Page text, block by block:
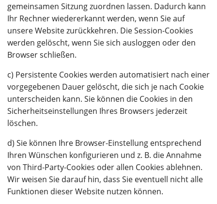
gemeinsamen Sitzung zuordnen lassen. Dadurch kann
Ihr Rechner wiedererkannt werden, wenn Sie auf
unsere Website zurückkehren. Die Session-Cookies
werden gelöscht, wenn Sie sich ausloggen oder den
Browser schließen.
c) Persistente Cookies werden automatisiert nach einer
vorgegebenen Dauer gelöscht, die sich je nach Cookie
unterscheiden kann. Sie können die Cookies in den
Sicherheitseinstellungen Ihres Browsers jederzeit
löschen.
d) Sie können Ihre Browser-Einstellung entsprechend
Ihren Wünschen konfigurieren und z. B. die Annahme
von Third-Party-Cookies oder allen Cookies ablehnen.
Wir weisen Sie darauf hin, dass Sie eventuell nicht alle
Funktionen dieser Website nutzen können.